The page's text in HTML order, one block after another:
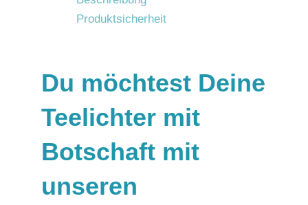
Produktsicherheit
Du möchtest Deine
Teelichter mit
Botschaft mit
unseren